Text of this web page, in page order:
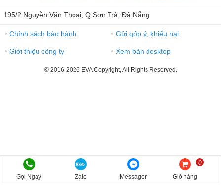
195/2 Nguyễn Văn Thoại, Q.Sơn Trà, Đà Nẵng
● Chính sách bảo hành ● Gửi góp ý, khiếu nại
● Giới thiệu công ty ● Xem bản desktop
© 2016-2026 EVA Copyright, All Rights Reserved.
Gọi Ngay Zalo Messager Giỏ hàng
0